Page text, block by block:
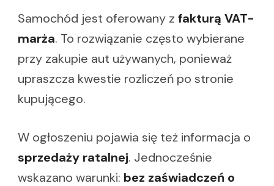
Samochód jest oferowany z fakturą VAT-
marża. To rozwiązanie często wybierane
przy zakupie aut używanych, ponieważ
upraszcza kwestie rozliczeń po stronie
kupującego.
W ogłoszeniu pojawia się też informacja o
sprzedaży ratalnej. Jednocześnie
wskazano warunki: bez zaświadczeń o